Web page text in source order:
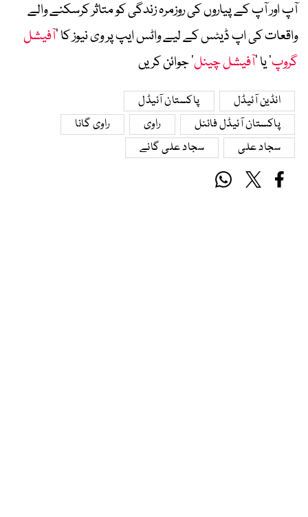
آپ اور آپ کے پیاروں کی روزمرہ زندگی کو متاثر کرسکنے والے
واقعات کی اپ ڈیٹس کے لیے واٹس ایپ پر وی نیوز کا ’آفیشل
گروپ‘ یا ’آفیشل چینل‘ جوائن کریں
انڈین آئیڈل
پاکستان آئیڈل
پاکستان آئیڈل فائنل
راوی
راوی گانا
سجاد علی
سجاد علی گانے